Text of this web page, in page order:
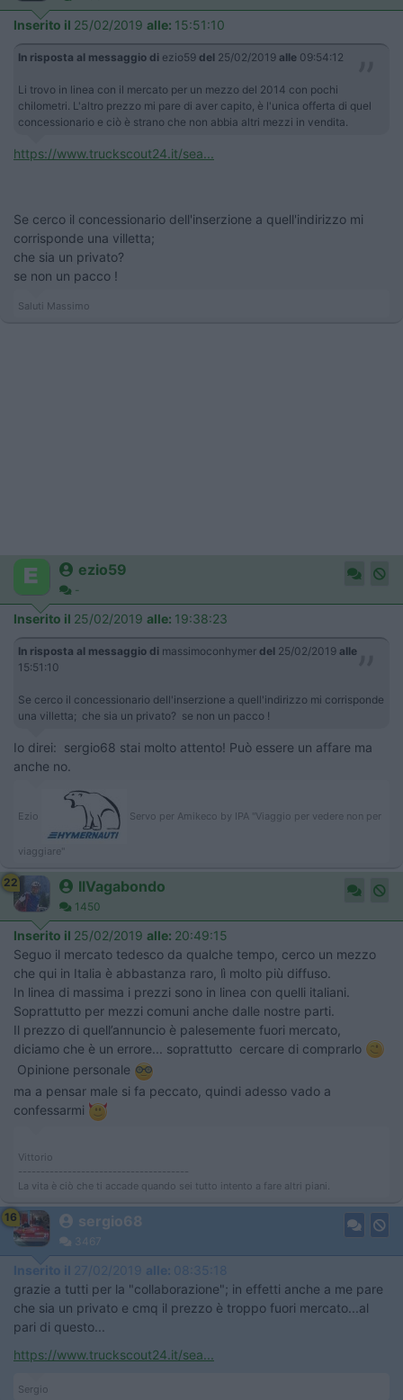
Inserito il 25/02/2019 alle: 15:51:10
In risposta al messaggio di ezio59 del 25/02/2019 alle 09:54:12
Li trovo in linea con il mercato per un mezzo del 2014 con pochi
chilometri. L'altro prezzo mi pare di aver capito, è l'unica offerta di quel
concessionario e ciò è strano che non abbia altri mezzi in vendita.
https://www.truckscout24.it/sea...
Se cerco il concessionario dell'inserzione a quell'indirizzo mi
corrisponde una villetta;
che sia un privato?
se non un pacco !
Saluti Massimo
ezio59
-
Inserito il 25/02/2019 alle: 19:38:23
In risposta al messaggio di massimoconhymer del 25/02/2019 alle
15:51:10
Se cerco il concessionario dell'inserzione a quell'indirizzo mi corrisponde
una villetta; che sia un privato? se non un pacco !
Io direi: sergio68 stai molto attento! Può essere un affare ma
anche no.
Ezio Servo per Amikeco by IPA "Viaggio per vedere non per
viaggiare"
22 IlVagabondo
1450
Inserito il 25/02/2019 alle: 20:49:15
Seguo il mercato tedesco da qualche tempo, cerco un mezzo
che qui in Italia è abbastanza raro, lì molto più diffuso.
In linea di massima i prezzi sono in linea con quelli italiani.
Soprattutto per mezzi comuni anche dalle nostre parti.
Il prezzo di quell’annuncio è palesemente fuori mercato,
diciamo che è un errore... soprattutto cercare di comprarlo
Opinione personale
ma a pensar male si fa peccato, quindi adesso vado a
confessarmi
Vittorio
--------------------------------------
La vita è ciò che ti accade quando sei tutto intento a fare altri piani.
16 sergio68
3467
Inserito il 27/02/2019 alle: 08:35:18
grazie a tutti per la "collaborazione"; in effetti anche a me pare
che sia un privato e cmq il prezzo è troppo fuori mercato...al
pari di questo...
https://www.truckscout24.it/sea...
Sergio